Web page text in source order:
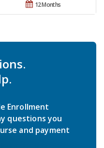
12 Months
Enrollment
questions you
and payment